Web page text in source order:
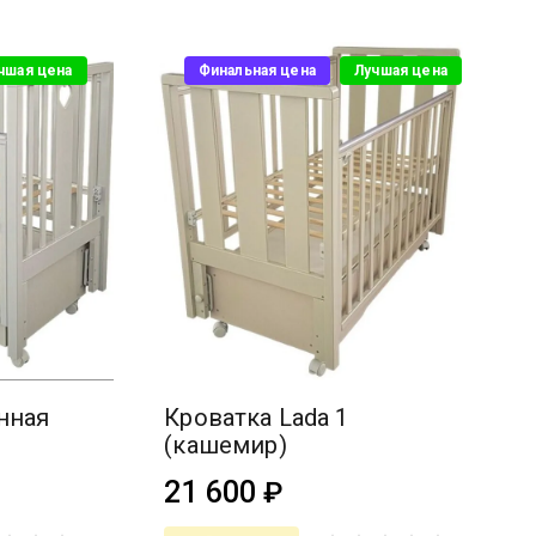
цена Финальная цена Лучшая цена
Кроватка Lada 1
(кашемир)
21 600 ₽